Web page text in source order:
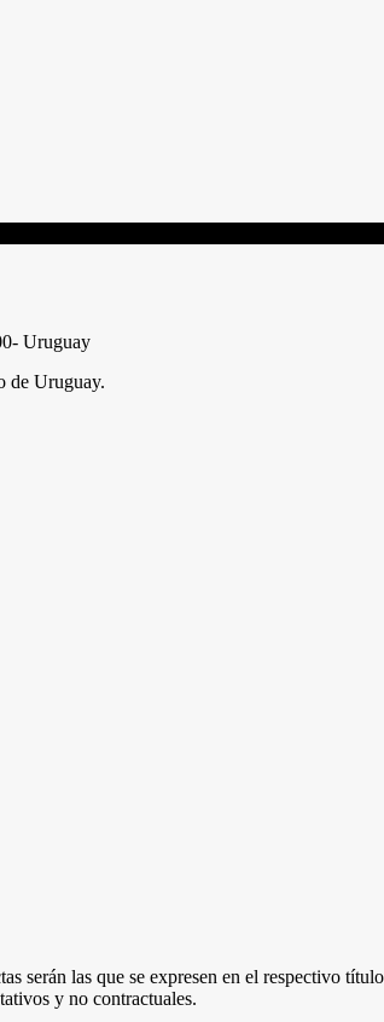
Uruguay
de Uruguay.
serán las que se expresen en el respectivo
y no contractuales.